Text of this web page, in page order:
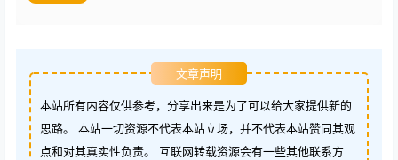
文章声明
本站所有内容仅供参考，分享出来是为了可以给大家提供新的
思路。 本站一切资源不代表本站立场，并不代表本站赞同其观
点和对其真实性负责。 互联网转载资源会有一些其他联系方